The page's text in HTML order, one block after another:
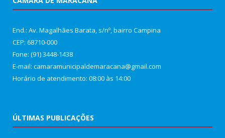
End.: Av. Magalhães Barata, s/nº, bairro Campina
CEP: 68710-000
Fone: (91) 3448-1438
E-mail: camaramunicipaldemaracana@gmail.com
Horário de atendimento: 08:00 às 14:00
ÚLTIMAS PUBLICAÇÕES